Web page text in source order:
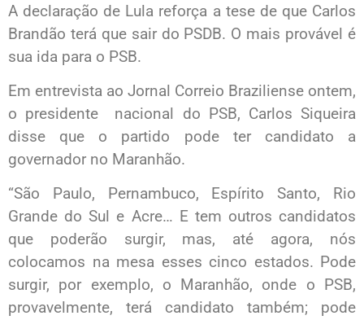
A declaração de Lula reforça a tese de que Carlos
Brandão terá que sair do PSDB. O mais provável é
sua ida para o PSB.
Em entrevista ao Jornal Correio Braziliense ontem,
o presidente nacional do PSB, Carlos Siqueira
disse que o partido pode ter candidato a
governador no Maranhão.
“São Paulo, Pernambuco, Espírito Santo, Rio
Grande do Sul e Acre… E tem outros candidatos
que poderão surgir, mas, até agora, nós
colocamos na mesa esses cinco estados. Pode
surgir, por exemplo, o Maranhão, onde o PSB,
provavelmente, terá candidato também; pode